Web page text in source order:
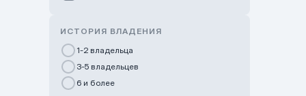
GWM Nurly Zhol
Chery Astana
ИСТОРИЯ ВЛАДЕНИЯ
1-2 владельца
3-5 владельцев
6 и более